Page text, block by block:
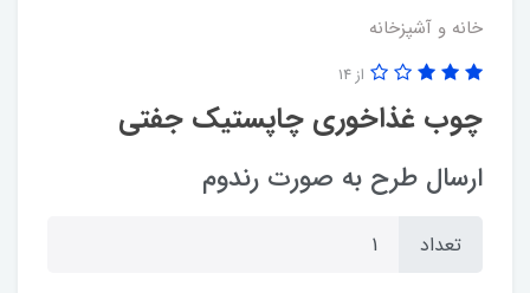
خانه و آشپزخانه
چوب غذاخوری چاپستیک جفتی
از 14
ارسال طرح به صورت رندوم
تعداد